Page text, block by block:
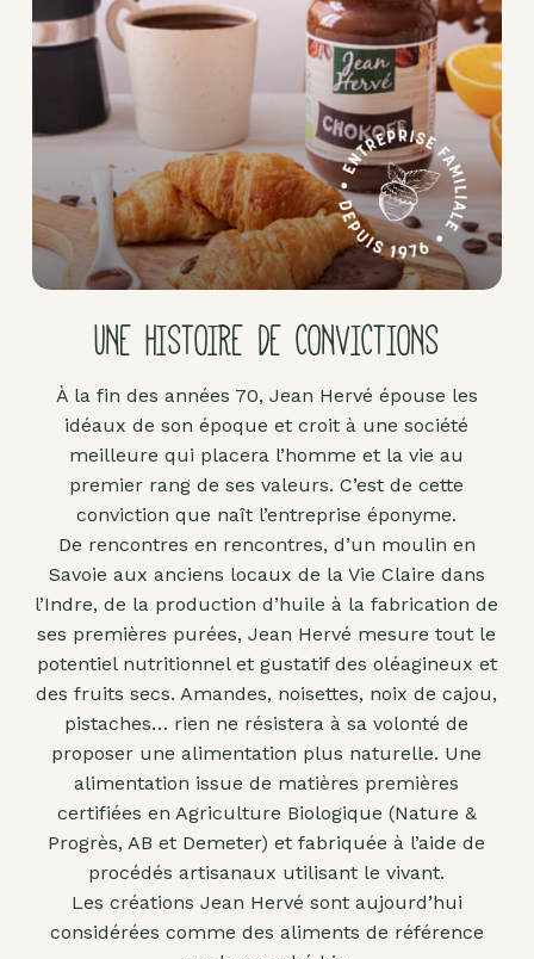
UNE HISTOIRE DE CONVICTIONS
À la fin des années 70, Jean Hervé épouse les
idéaux de son époque et croit à une société
meilleure qui placera l’homme et la vie au
premier rang de ses valeurs. C’est de cette
conviction que naît l’entreprise éponyme.
De rencontres en rencontres, d’un moulin en
Savoie aux anciens locaux de la Vie Claire dans
l’Indre, de la production d’huile à la fabrication de
ses premières purées, Jean Hervé mesure tout le
potentiel nutritionnel et gustatif des oléagineux et
des fruits secs. Amandes, noisettes, noix de cajou,
pistaches… rien ne résistera à sa volonté de
proposer une alimentation plus naturelle. Une
alimentation issue de matières premières
certifiées en Agriculture Biologique (Nature &
Progrès, AB et Demeter) et fabriquée à l’aide de
procédés artisanaux utilisant le vivant.
Les créations Jean Hervé sont aujourd’hui
considérées comme des aliments de référence
Pâte
d'amande
Pâtes à
tartiner
Produits
lacto-
fermentés
Produits
Purées
fruits
secs
Purées
sucrées
dites
"confits"
Livres
Anti-
gaspi
Promotions